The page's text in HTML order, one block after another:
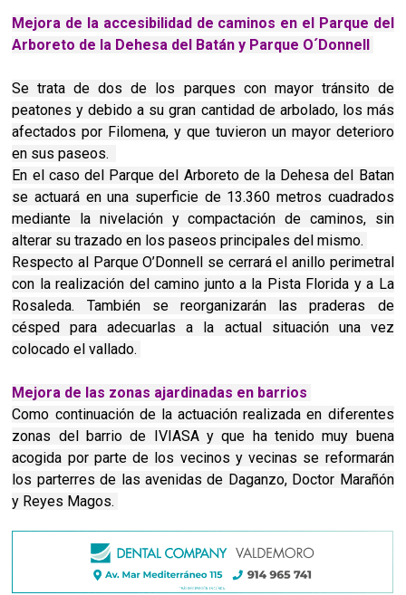
Mejora de la accesibilidad de caminos en el Parque del
Arboreto de la Dehesa del Batán y Parque O´Donnell
Se trata de dos de los parques con mayor tránsito de
peatones y debido a su gran cantidad de arbolado, los más
afectados por Filomena, y que tuvieron un mayor deterioro
en sus paseos.
En el caso del Parque del Arboreto de la Dehesa del Batan
se actuará en una superficie de 13.360 metros cuadrados
mediante la nivelación y compactación de caminos, sin
alterar su trazado en los paseos principales del mismo.
Respecto al Parque O’Donnell se cerrará el anillo perimetral
con la realización del camino junto a la Pista Florida y a La
Rosaleda. También se reorganizarán las praderas de
césped para adecuarlas a la actual situación una vez
colocado el vallado.
Mejora de las zonas ajardinadas en barrios
Como continuación de la actuación realizada en diferentes
zonas del barrio de IVIASA y que ha tenido muy buena
acogida por parte de los vecinos y vecinas se reformarán
los parterres de las avenidas de Daganzo, Doctor Marañón
y Reyes Magos.